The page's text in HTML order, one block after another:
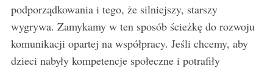
podporządkowania i tego, że silniejszy, starszy
wygrywa. Zamykamy w ten sposób ścieżkę do rozwoju
komunikacji opartej na współpracy. Jeśli chcemy, aby
dzieci nabyły kompetencje społeczne i potrafiły